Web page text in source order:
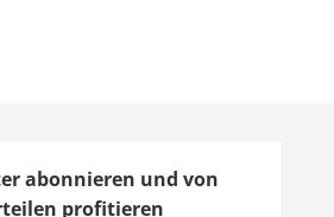
abonnieren und von
profitieren